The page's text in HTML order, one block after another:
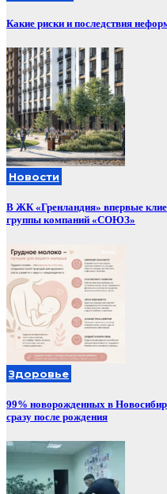
Какие риски и последствия
Новости
В ЖК «Гренландия» впервые
группы компаний «СОЮЗ»
Здоровье
99% новорожденных в
сразу после рождения